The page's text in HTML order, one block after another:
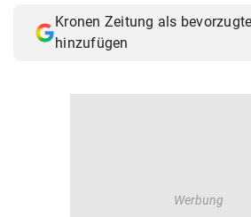
Kronen Zeitung als
hinzufügen